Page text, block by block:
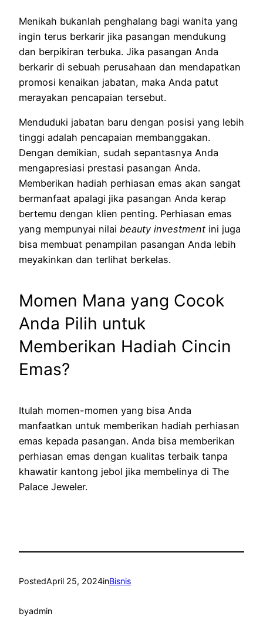
Menikah bukanlah penghalang bagi wanita yang
ingin terus berkarir jika pasangan mendukung
dan berpikiran terbuka. Jika pasangan Anda
berkarir di sebuah perusahaan dan mendapatkan
promosi kenaikan jabatan, maka Anda patut
merayakan pencapaian tersebut.
Menduduki jabatan baru dengan posisi yang lebih
tinggi adalah pencapaian membanggakan.
Dengan demikian, sudah sepantasnya Anda
mengapresiasi prestasi pasangan Anda.
Memberikan hadiah perhiasan emas akan sangat
bermanfaat apalagi jika pasangan Anda kerap
bertemu dengan klien penting. Perhiasan emas
yang mempunyai nilai beauty investment ini juga
bisa membuat penampilan pasangan Anda lebih
meyakinkan dan terlihat berkelas.
Momen Mana yang Cocok
Anda Pilih untuk
Memberikan Hadiah Cincin
Emas?
Itulah momen-momen yang bisa Anda
manfaatkan untuk memberikan hadiah perhiasan
emas kepada pasangan. Anda bisa memberikan
perhiasan emas dengan kualitas terbaik tanpa
khawatir kantong jebol jika membelinya di The
Palace Jeweler.
PostedApril 25, 2024inBisnis
byadmin